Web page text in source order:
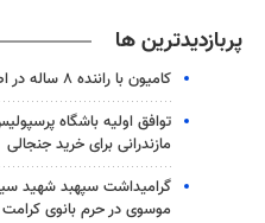
پربازدیدترین ها
کامیون با راننده ۸ ساله در اصفهان توقیف شد
توافق اولیه باشگاه
مازندرانی برای خرید جنجالی
گرامیداشت سپهبد شهید
موسوی در حرم بانوی کرامت